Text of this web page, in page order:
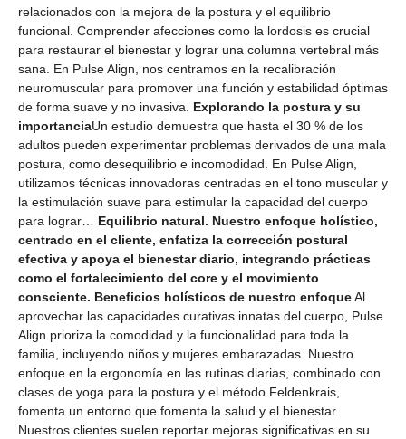
relacionados con la mejora de la postura y el equilibrio
funcional. Comprender afecciones como la lordosis es crucial
para restaurar el bienestar y lograr una columna vertebral más
sana. En Pulse Align, nos centramos en la recalibración
neuromuscular para promover una función y estabilidad óptimas
de forma suave y no invasiva. Explorando la postura y su
importanciaUn estudio demuestra que hasta el 30 % de los
adultos pueden experimentar problemas derivados de una mala
postura, como desequilibrio e incomodidad. En Pulse Align,
utilizamos técnicas innovadoras centradas en el tono muscular y
la estimulación suave para estimular la capacidad del cuerpo
para lograr… Equilibrio natural. Nuestro enfoque holístico,
centrado en el cliente, enfatiza la corrección postural
efectiva y apoya el bienestar diario, integrando prácticas
como el fortalecimiento del core y el movimiento
consciente. Beneficios holísticos de nuestro enfoqueAl
aprovechar las capacidades curativas innatas del cuerpo, Pulse
Align prioriza la comodidad y la funcionalidad para toda la
familia, incluyendo niños y mujeres embarazadas. Nuestro
enfoque en la ergonomía en las rutinas diarias, combinado con
clases de yoga para la postura y el método Feldenkrais,
fomenta un entorno que fomenta la salud y el bienestar.
Nuestros clientes suelen reportar mejoras significativas en su